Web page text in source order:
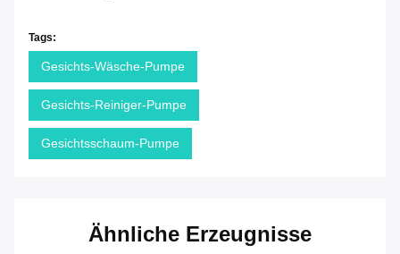
Tags:
Gesichts-Wäsche-Pumpe
Gesichts-Reiniger-Pumpe
Gesichtsschaum-Pumpe
Ähnliche Erzeugnisse